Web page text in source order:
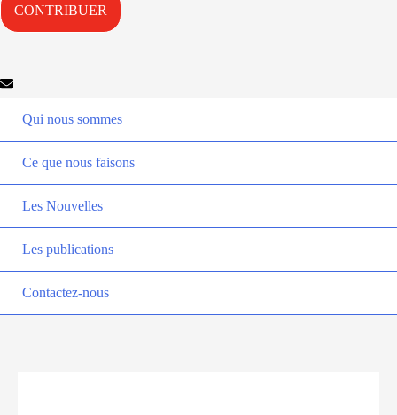
CONTRIBUER
Qui nous sommes
Ce que nous faisons
Les Nouvelles
Les publications
Contactez-nous